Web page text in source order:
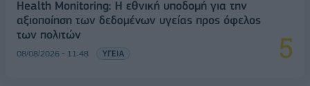
Health Monitoring: Η εθνική υποδομή για την
αξιοποίηση των δεδομένων υγείας προς όφελος
των πολιτών
08/08/2026 - 11:48 ΥΓΕΙΑ